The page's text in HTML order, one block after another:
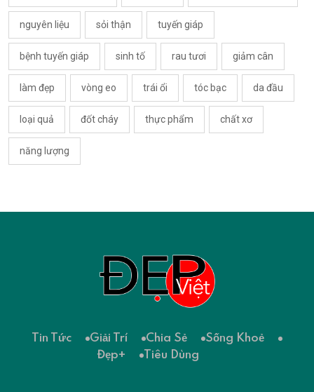
nguyên liệu sỏi thận tuyến giáp
bệnh tuyến giáp sinh tố rau tươi giảm cân
làm đẹp vòng eo trái ổi tóc bạc da đầu
loại quả đốt cháy thực phẩm chất xơ
năng lượng
Tin Tức Giải Trí Chia Sẻ
Sống Khoẻ
Đẹp+
Tiêu Dùng